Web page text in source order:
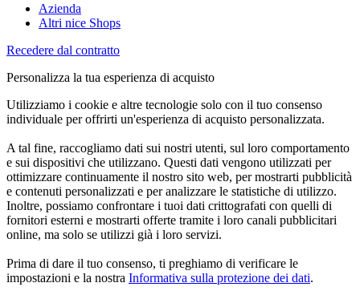
Azienda
Altri nice Shops
Recedere dal contratto
Personalizza la tua esperienza di acquisto
Utilizziamo i cookie e altre tecnologie solo con il tuo consenso
individuale per offrirti un'esperienza di acquisto personalizzata.
A tal fine, raccogliamo dati sui nostri utenti, sul loro comportamento
e sui dispositivi che utilizzano. Questi dati vengono utilizzati per
ottimizzare continuamente il nostro sito web, per mostrarti pubblicità
e contenuti personalizzati e per analizzare le statistiche di utilizzo.
Inoltre, possiamo confrontare i tuoi dati crittografati con quelli di
fornitori esterni e mostrarti offerte tramite i loro canali pubblicitari
online, ma solo se utilizzi già i loro servizi.
Prima di dare il tuo consenso, ti preghiamo di verificare le
impostazioni e la nostra Informativa sulla protezione dei dati.